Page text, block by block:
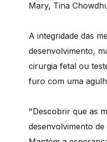
Mary, Tina
A integridade das
desenvolvimento,
cirurgia fetal ou
furo com uma
"Descobrir que as
desenvolvimento